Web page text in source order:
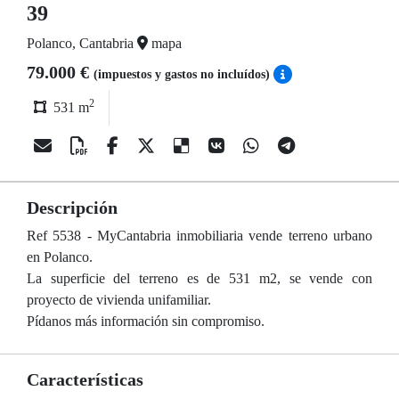
39
Polanco, Cantabria mapa
79.000 € (impuestos y gastos no incluídos)
531 m2
Descripción
Ref 5538 - MyCantabria inmobiliaria vende terreno urbano
en Polanco.
La superficie del terreno es de 531 m2, se vende con
proyecto de vivienda unifamiliar.
Pídanos más información sin compromiso.
Características